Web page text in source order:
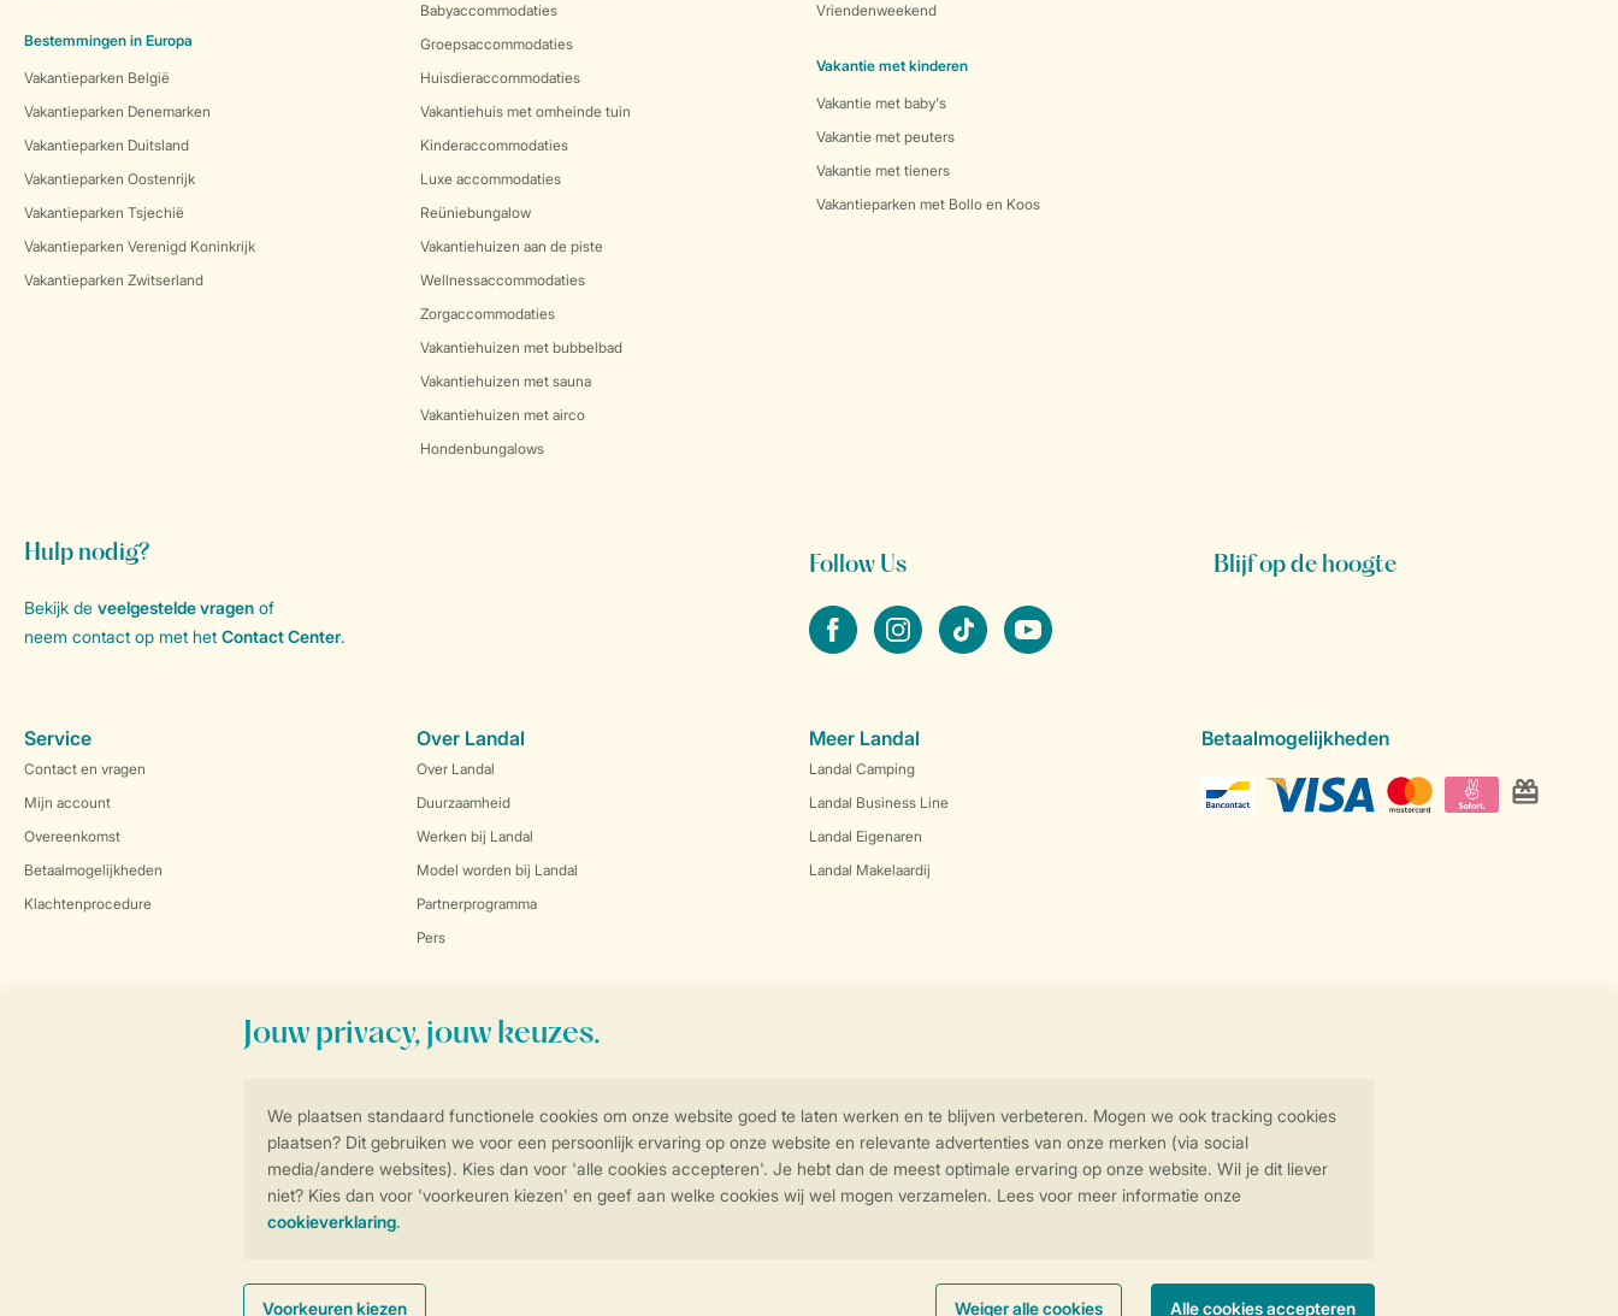
Controle over jouw gegevens & privacy
Bestemmingen in Europa
Vakantieparken België
Vakantieparken Denemarken
Vakantieparken Duitsland
Vakantieparken Oostenrijk
Vakantieparken Tsjechië
Vakantieparken Verenigd Koninkrijk
Vakantieparken Zwitserland
Babyaccommodaties
Groepsaccommodaties
Huisdieraccommodaties
Vakantiehuis met omheinde tuin
Kinderaccommodaties
Luxe accommodaties
Reüniebungalow
Vakantiehuizen aan de piste
Wellnessaccommodaties
Zorgaccommodaties
Vakantiehuizen met bubbelbad
Vakantiehuizen met sauna
Vakantiehuizen met airco
Hondenbungalows
Vriendenweekend
Vakantie met kinderen
Vakantie met baby's
Vakantie met peuters
Vakantie met tieners
Vakantieparken met Bollo en Koos
Hulp nodig?
Bekijk de veelgestelde vragen of
neem contact op met het Contact Center.
Follow Us
facebookinstagramtiktok youtube
Blijf op de hoogte
Service
Contact en vragen
Mijn account
Overeenkomst
Betaalmogelijkheden
Klachtenprocedure
Over Landal
Over Landal
Duurzaamheid
Werken bij Landal
Model worden bij Landal
Partnerprogramma
Pers
Meer Landal
Landal Camping
Landal Business Line
Landal Eigenaren
Landal Makelaardij
Betaalmogelijkheden
Algemene Voorwaarden Disclaimer Toegankelijkheid © 2026 Landal